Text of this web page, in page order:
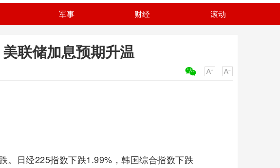
军事 财经 滚动
联储加息预期升温
。日经225指数下跌1.99%，韩国综合指数下跌